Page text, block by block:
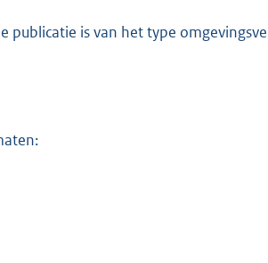
is van het type